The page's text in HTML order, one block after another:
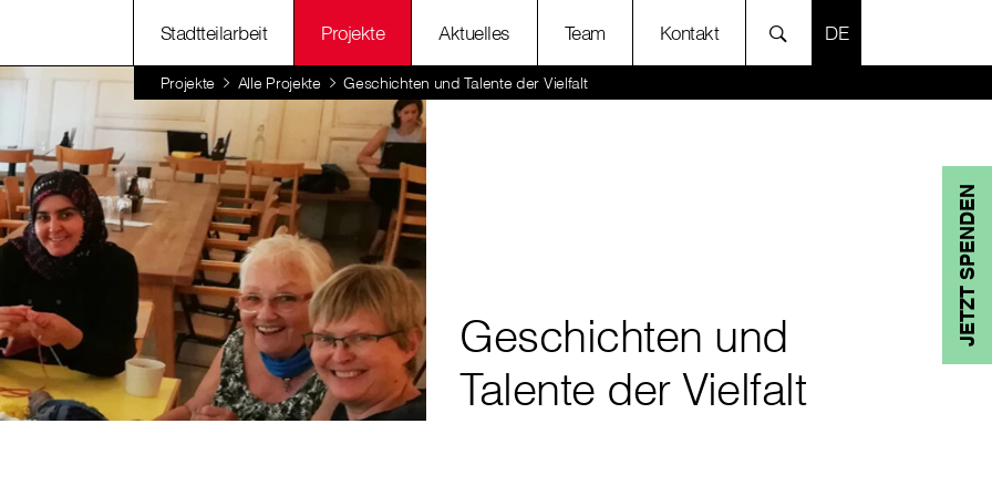
Stadtteilarbeit Projekte Aktuelles Team Kontakt SPRACHE
Projekte Alle Projekte Geschichten und Talente der Vielfalt
JETZT SPENDEN
Geschichten und
Talente der Vielfalt